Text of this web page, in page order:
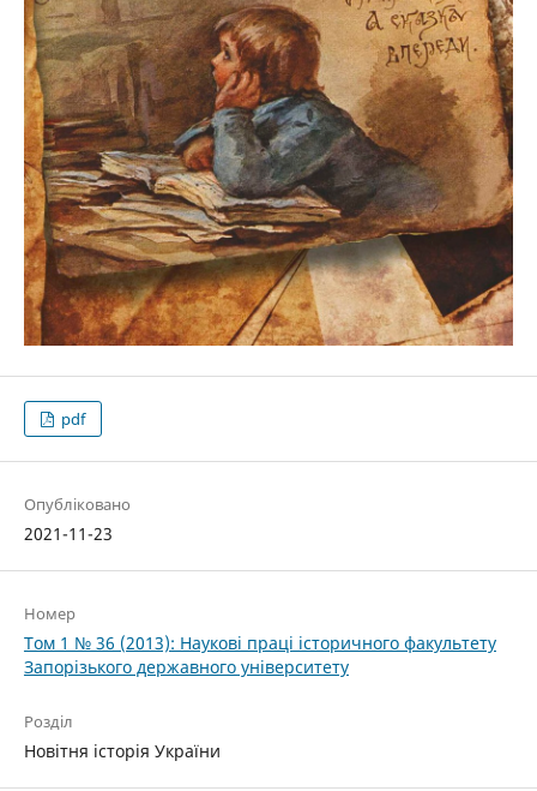
pdf
Опубліковано
2021-11-23
Номер
Том 1 № 36 (2013): Наукові праці історичного факультету
Запорізького державного університету
Розділ
Новітня історія України